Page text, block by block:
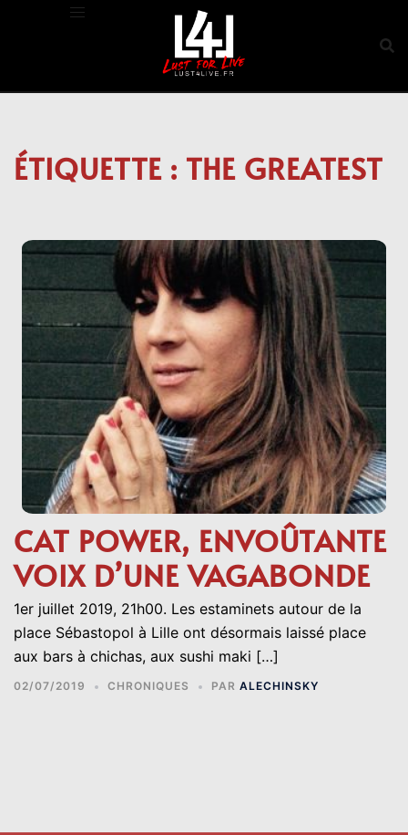
ÉTIQUETTE : THE GREATEST
CAT POWER, ENVOÛTANTE
VOIX D’UNE VAGABONDE
1er juillet 2019, 21h00. Les estaminets autour de la
place Sébastopol à Lille ont désormais laissé place
aux bars à chichas, aux sushi maki […]
02/07/2019 CHRONIQUES PAR ALECHINSKY